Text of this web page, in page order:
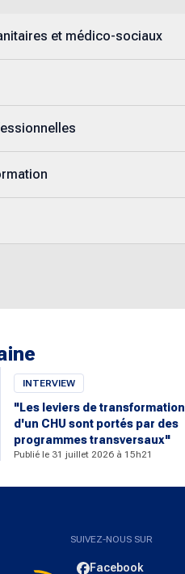
et médico-sociaux
INTERVIEW
"Les leviers de transformation
d'un CHU sont portés par des
programmes transversaux"
Publié le 31 juillet 2026 à 15h21
SUIVEZ-NOUS SUR
Facebook